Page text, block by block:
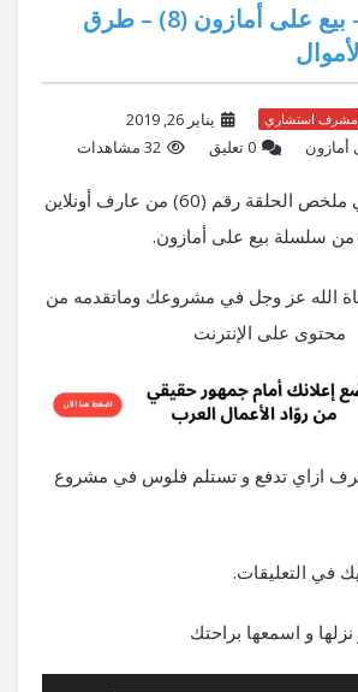
حلقة 60 – بيع على أمازون (8) – طرق
مشرف استشاري
يناير 26, 2019
أمازون ‫0 تعليق 32 مشاهدات
اهلا و سهلا بيكم في ملخص الحلقة رقم (60) من عارف أونلاين
من سلسلة بيع على أمازون.
الله عز وجل في مشروعك وماتقدمه من
محتوى على الإنترنت
ازاي تدفع و تستلم فلوس في مشروع
في التعليقات.
و اسمعها براحتك